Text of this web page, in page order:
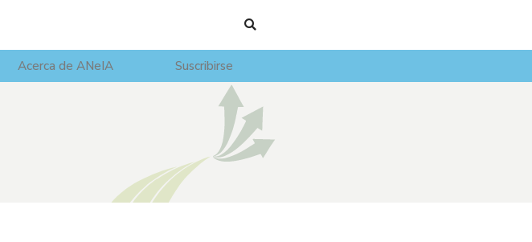
Acerca de ANeIA Suscribirse